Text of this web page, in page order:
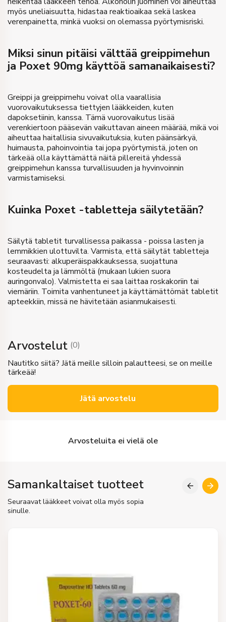
myös uneliaisuutta, hidastaa reaktioaikaa sekä laskea
verenpainetta, minkä vuoksi on olemassa pyörtymisriski.
Miksi sinun pitäisi välttää greippimehun
ja Poxet 90mg käyttöä samanaikaisesti?
Greippi ja greippimehu voivat olla vaarallisia
vuorovaikutuksessa tiettyjen lääkkeiden, kuten
dapoksetiinin, kanssa. Tämä vuorovaikutus lisää
verenkiertoon pääsevän vaikuttavan aineen määrää, mikä voi
aiheuttaa haitallisia sivuvaikutuksia, kuten päänsärkyä,
huimausta, pahoinvointia tai jopa pyörtymistä, joten on
tärkeää olla käyttämättä näitä pillereitä yhdessä
greippimehun kanssa turvallisuuden ja hyvinvoinnin
varmistamiseksi.
Kuinka Poxet -tabletteja säilytetään?
Säilytä tabletit turvallisessa paikassa - poissa lasten ja
lemmikkien ulottuvilta. Varmista, että säilytät tabletteja
seuraavasti: alkuperäispakkauksessa, suojattuna
kosteudelta ja lämmöltä (mukaan lukien suora
auringonvalo). Valmistetta ei saa laittaa roskakoriin tai
viemäriin. Toimita vanhentuneet ja käyttämättömät tabletit
apteekkiin, missä ne hävitetään asianmukaisesti.
Arvostelut (0)
Nautitko siitä? Jätä meille silloin palautteesi, se on meille
tärkeää!
Jätä arvostelu
Arvosteluita ei vielä ole
Samankaltaiset tuotteet
Seuraavat lääkkeet voivat olla myös sopia
sinulle.